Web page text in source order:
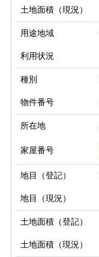
土地面積（現況）
用途地域
利用状況
種別
物件番号
所在地
家屋番号
地目（登記）
地目（現況）
土地面積（登記）
土地面積（現況）